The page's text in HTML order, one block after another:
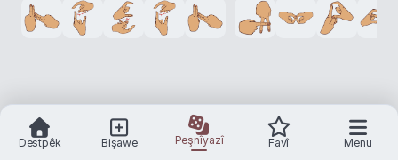
işemek
Destpêk Bişawe Peşnîyazî Favî Menu